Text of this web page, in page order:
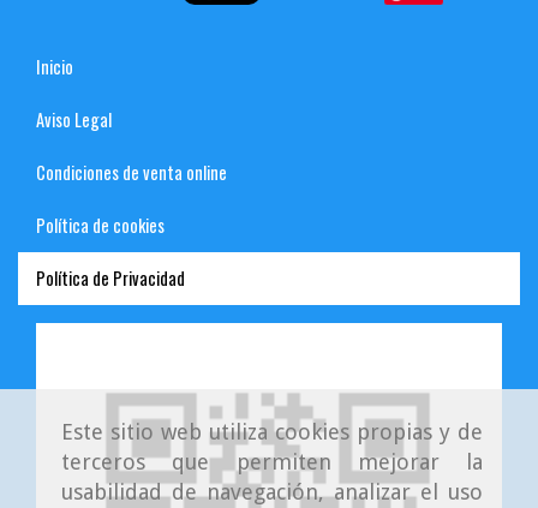
Este sitio web utiliza cookies propias y de
terceros que permiten mejorar la
usabilidad de navegación, analizar el uso
Inicio
Aviso Legal
Condiciones de venta online
Política de cookies
Política de Privacidad